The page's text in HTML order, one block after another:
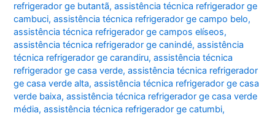
refrigerador ge butantã,assistência técnica refrigerador ge
cambuci,assistência técnica refrigerador ge campo belo,
assistência técnica refrigerador ge campos elíseos,
assistência técnica refrigerador ge canindé,assistência
técnica refrigerador ge carandiru,assistência técnica
refrigerador ge casa verde,assistência técnica refrigerador
ge casa verde alta,assistência técnica refrigerador ge casa
verde baixa,assistência técnica refrigerador ge casa verde
média,assistência técnica refrigerador ge catumbi,